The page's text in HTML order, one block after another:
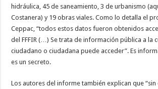
hidráulica, 45 de saneamiento, 3 de urbanismo
Costanera) y 19 obras viales. Como lo detalla el
Ceppac, “todos estos datos fueron obtenidos
del FFFIR (…) Se trata de información pública a la
ciudadano o ciudadana puede acceder”. Es
es un secreto.
Los autores del informe también explican que